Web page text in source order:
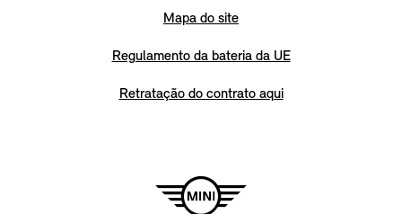
Mapa do site
Regulamento da bateria da UE
Retratação do contrato aqui